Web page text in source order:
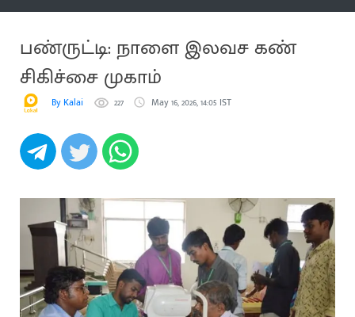
பண்ருட்டி: நாளை இலவச கண்
சிகிச்சை முகாம்
By Kalai 227 May 16, 2026, 14:05 IST